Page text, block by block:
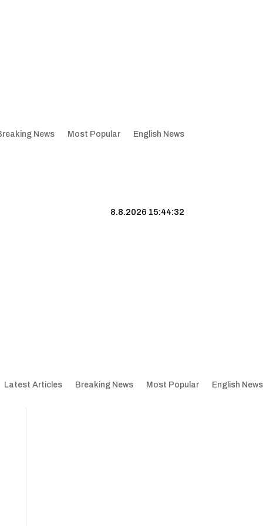
News Most Popular English News
8.8.2026 15:44:33
Latest Articles Breaking News Most Popular English News